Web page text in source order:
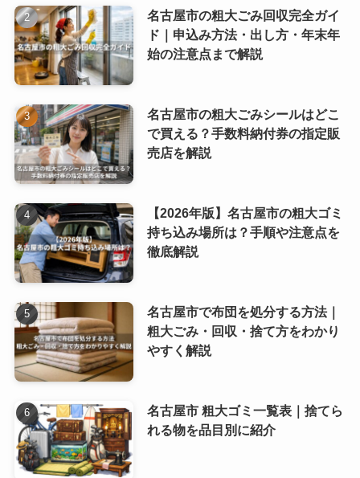
名古屋市の粗大ごみ回収完全ガイ
ド｜申込み方法・出し方・年末年
始の注意点まで解説
名古屋市の粗大ごみシールはどこ
で買える？手数料納付券の指定販
売店を解説
【2026年版】名古屋市の粗大ゴミ
持ち込み場所は？手順や注意点を
徹底解説
名古屋市で布団を処分する方法｜
粗大ごみ・回収・捨て方をわかり
やすく解説
名古屋市 粗大ゴミ一覧表｜捨てら
れる物を品目別に紹介